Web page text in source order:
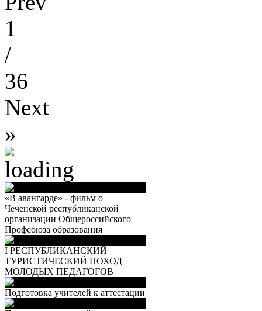
1
/
36
Next
»
«В авангарде» - фильм о
Чеченской республиканской
организации Общероссийского
Профсоюза образования
I РЕСПУБЛИКАНСКИЙ
ТУРИСТИЧЕСКИЙ ПОХОД
МОЛОДЫХ ПЕДАГОГОВ
Подготовка учителей к аттестации